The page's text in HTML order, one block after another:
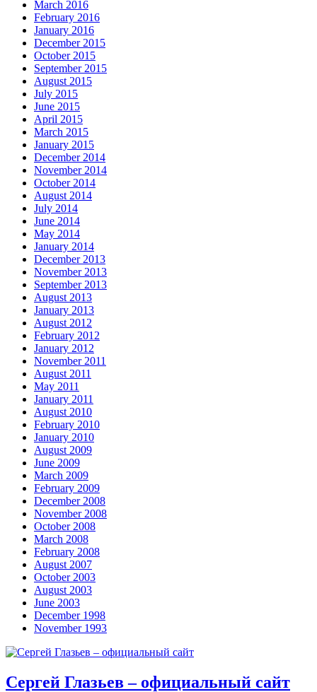
March 2016
February 2016
January 2016
December 2015
October 2015
September 2015
August 2015
July 2015
June 2015
April 2015
March 2015
January 2015
December 2014
November 2014
October 2014
August 2014
July 2014
June 2014
May 2014
January 2014
December 2013
November 2013
September 2013
August 2013
January 2013
August 2012
February 2012
January 2012
November 2011
August 2011
May 2011
January 2011
August 2010
February 2010
January 2010
August 2009
June 2009
March 2009
February 2009
December 2008
November 2008
October 2008
March 2008
February 2008
August 2007
October 2003
August 2003
June 2003
December 1998
November 1993
Сергей Глазьев – официальный сайт